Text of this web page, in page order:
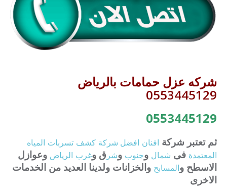
شركه عزل حمامات بالرياض
0553445129
0553445129
ثم تعتبر شركة افنان افضل شركة كشف تسربات المياه
المعتمدة فى شمال وجنوب وشر ق وغرب الرياض وعوازل
الاسطح والمسابح والخزانات ولدينا العديد من الخدمات
الاخرى